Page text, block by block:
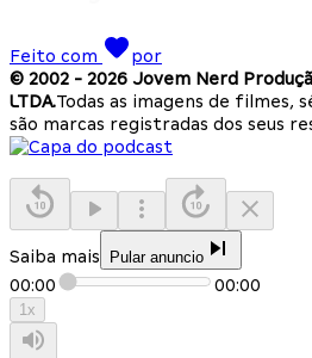
Feito com
por
© 2002 - 2026 Jovem Nerd
LTDA.Todas as imagens de filmes,
são marcas registradas dos seus
Saiba mais Pular anuncio
00:00 00:00
1x